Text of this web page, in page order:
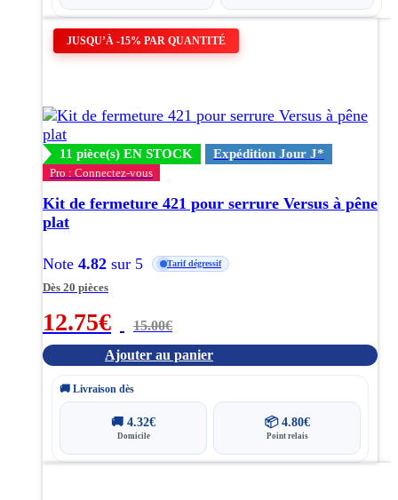
à
JUSQU’À -15% PAR QUANTITÉ
11 pièce(s) EN STOCK Expédition Jour J*
Pro : Connectez-vous
Kit de fermeture 421 pour serrure Versus à pêne
plat
Note 4.82 sur 5 Tarif dégressif
Dès 20 pièces
12.75€ 15.00€
Ajouter au panier
🚚 Livraison dès
🚚4.32€
Domicile
📦 4.80€
Point relais